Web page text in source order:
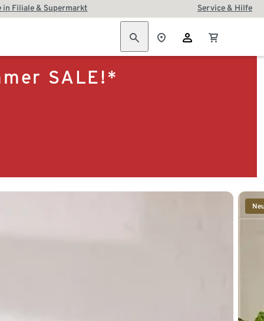
in Filiale & Supermarkt Service & Hilfe
SALE!*